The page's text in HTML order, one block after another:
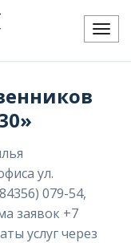
Меню
ул.
079-54,
заявок +7
услуг через